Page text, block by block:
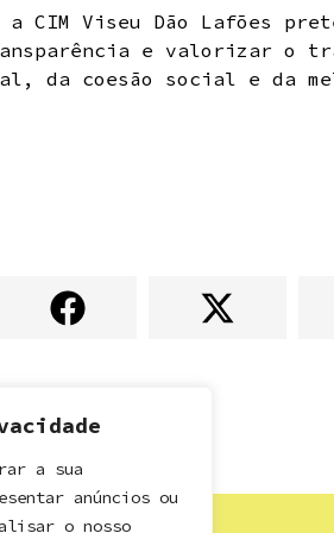
a sua
anúncios ou
o nosso
CIM Viseu Dão Lafões
e valorizar o
da coesão social e da